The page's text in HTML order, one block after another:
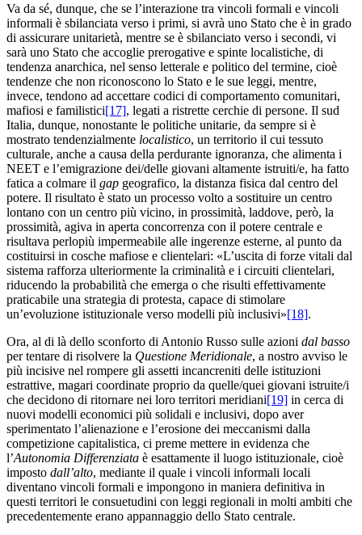
Va da sé, dunque, che se l’interazione tra vincoli formali e vincoli
informali è sbilanciata verso i primi, si avrà uno Stato che è in grado
di assicurare unitarietà, mentre se è sbilanciato verso i secondi, vi
sarà uno Stato che accoglie prerogative e spinte localistiche, di
tendenza anarchica, nel senso letterale e politico del termine, cioè
tendenze che non riconoscono lo Stato e le sue leggi, mentre,
invece, tendono ad accettare codici di comportamento comunitari,
mafiosi e familistici[17], legati a ristrette cerchie di persone. Il sud
Italia, dunque, nonostante le politiche unitarie, da sempre si è
mostrato tendenzialmente localistico, un territorio il cui tessuto
culturale, anche a causa della perdurante ignoranza, che alimenta i
NEET e l’emigrazione dei/delle giovani altamente istruiti/e, ha fatto
fatica a colmare il gap geografico, la distanza fisica dal centro del
potere. Il risultato è stato un processo volto a sostituire un centro
lontano con un centro più vicino, in prossimità, laddove, però, la
prossimità, agiva in aperta concorrenza con il potere centrale e
risultava perlopiù impermeabile alle ingerenze esterne, al punto da
costituirsi in cosche mafiose e clientelari: «L’uscita di forze vitali dal
sistema rafforza ulteriormente la criminalità e i circuiti clientelari,
riducendo la probabilità che emerga o che risulti effettivamente
praticabile una strategia di protesta, capace di stimolare
un’evoluzione istituzionale verso modelli più inclusivi»[18].
Ora, al di là dello sconforto di Antonio Russo sulle azioni dal basso
per tentare di risolvere la Questione Meridionale, a nostro avviso le
più incisive nel rompere gli assetti incancreniti delle istituzioni
estrattive, magari coordinate proprio da quelle/quei giovani istruite/i
che decidono di ritornare nei loro territori meridiani[19] in cerca di
nuovi modelli economici più solidali e inclusivi, dopo aver
sperimentato l’alienazione e l’erosione dei meccanismi dalla
competizione capitalistica, ci preme mettere in evidenza che
l’Autonomia Differenziata è esattamente il luogo istituzionale, cioè
imposto dall’alto, mediante il quale i vincoli informali locali
diventano vincoli formali e impongono in maniera definitiva in
questi territori le consuetudini con leggi regionali in molti ambiti che
precedentemente erano appannaggio dello Stato centrale.